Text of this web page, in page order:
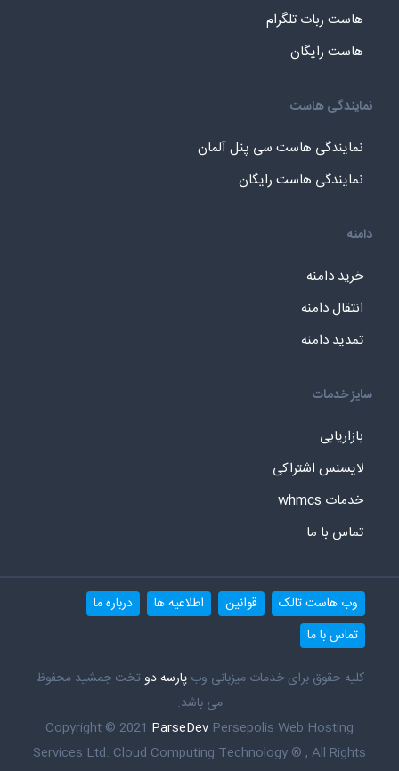
هاست ربات تلگرام
هاست رایگان
نمایندگی هاست
نمایندگی هاست سی پنل آلمان
نمایندگی هاست رایگان
دامنه
خرید دامنه
انتقال دامنه
تمدید دامنه
سایز خدمات
بازاریابی
لایسنس اشتراکی
خدمات whmcs
تماس با ما
وب هاست تالک قوانین اطلاعیه ها
درباره ما
تماس با ما
کلیه حقوق برای خدمات میزبانی وبپارسه دو تخت جمشید محفوظ
می باشد.
Copyright © 2021 ParseDev Persepolis Web Hosting
Services Ltd. Cloud Computing Technology ® , All Rights